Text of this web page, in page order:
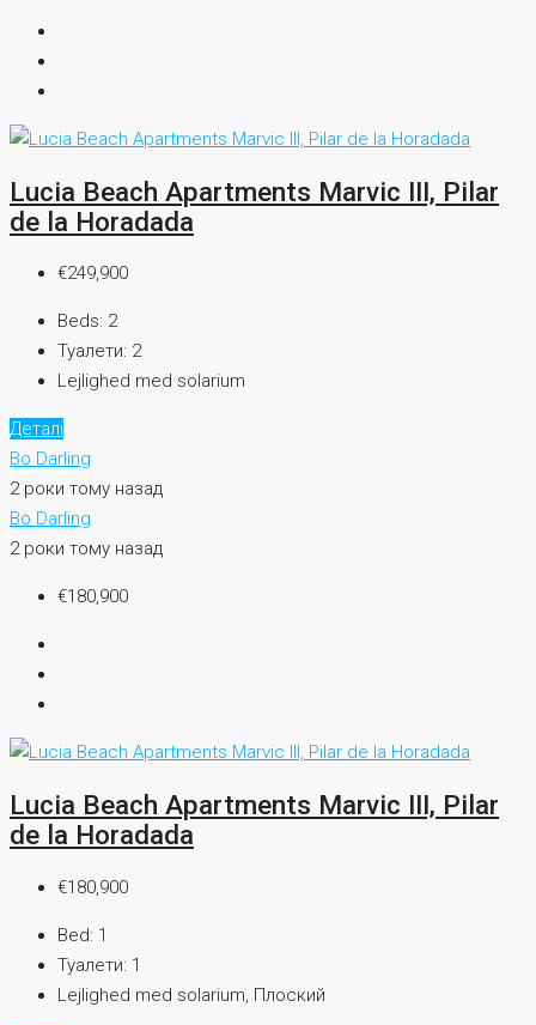
Lucia Beach Apartments Marvic III, Pilar
de la Horadada
€249,900
Beds: 2
Туалети: 2
Lejlighed med solarium
Деталі
Bo Darling
2 роки тому назад
Bo Darling
2 роки тому назад
€180,900
Lucia Beach Apartments Marvic III, Pilar
de la Horadada
€180,900
Bed: 1
Туалети: 1
Lejlighed med solarium, Плоский